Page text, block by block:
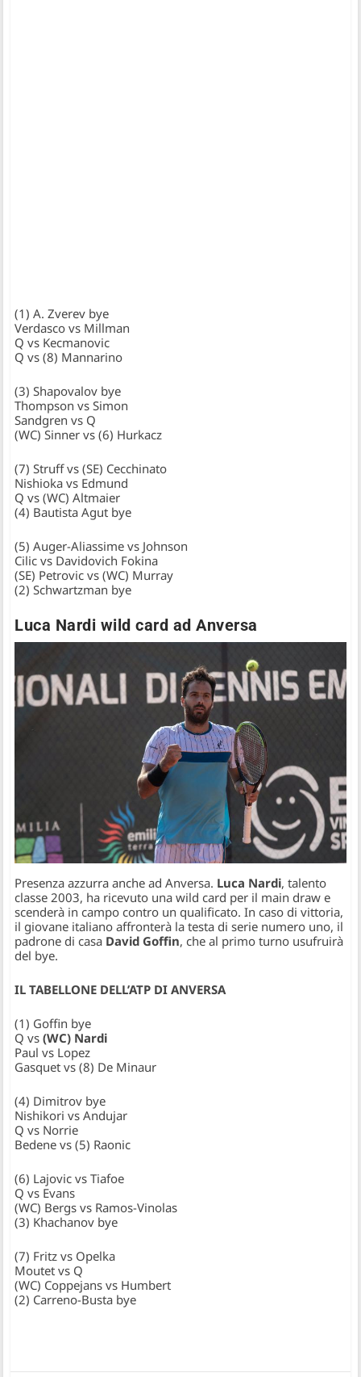
(1) A. Zverev bye
Verdasco vs Millman
Q vs Kecmanovic
Q vs (8) Mannarino
(3) Shapovalov bye
Thompson vs Simon
Sandgren vs Q
(WC) Sinner vs (6) Hurkacz
(7) Struff vs (SE) Cecchinato
Nishioka vs Edmund
Q vs (WC) Altmaier
(4) Bautista Agut bye
(5) Auger-Aliassime vs Johnson
Cilic vs Davidovich Fokina
(SE) Petrovic vs (WC) Murray
(2) Schwartzman bye
Luca Nardi wild card ad Anversa
Presenza azzurra anche ad Anversa. Luca Nardi, talento
classe 2003, ha ricevuto una wild card per il main draw e
scenderà in campo contro un qualificato. In caso di vittoria,
il giovane italiano affronterà la testa di serie numero uno, il
padrone di casa David Goffin, che al primo turno usufruirà
del bye.
IL TABELLONE DELL’ATP DI ANVERSA
(1) Goffin bye
Q vs(WC) Nardi
Paul vs Lopez
Gasquet vs (8) De Minaur
(4) Dimitrov bye
Nishikori vs Andujar
Q vs Norrie
Bedene vs (5) Raonic
(6) Lajovic vs Tiafoe
Q vs Evans
(WC) Bergs vs Ramos-Vinolas
(3) Khachanov bye
(7) Fritz vs Opelka
Moutet vs Q
(WC) Coppejans vs Humbert
(2) Carreno-Busta bye